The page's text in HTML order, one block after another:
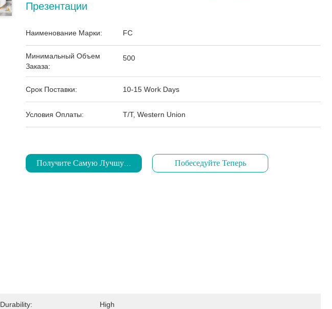
Презентации
Наименование Марки: FC
Минимальный Объем
Заказа:
500
Срок Поставки: 10-15 Work Days
Условия Оплаты: T/T, Western Union
Получите Самую Лучшую Цену Побеседуйте Теперь
Durability: High